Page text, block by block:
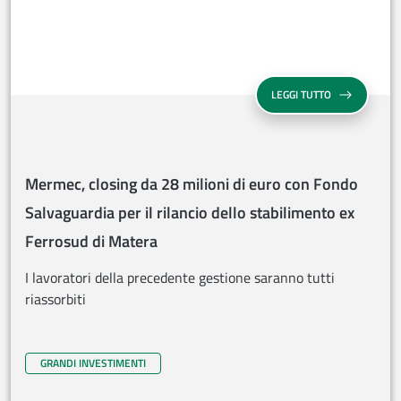
LEGGI TUTTOMERMEC,
Mermec, closing da 28 milioni di euro con Fondo
Salvaguardia per il rilancio dello stabilimento ex
Ferrosud di Matera
I lavoratori della precedente gestione saranno tutti
riassorbiti
GRANDI INVESTIMENTI